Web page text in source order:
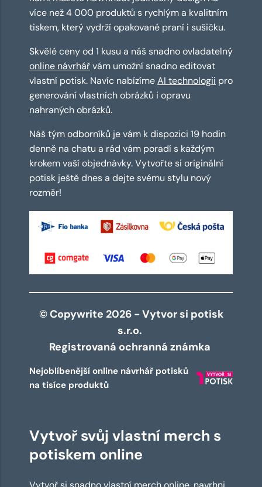
více než 4 000 produktů s rychlým a kvalitním
tiskem, který vydrží opakované praní i sušičku.
Skvělé ceny od 1 kusu a náš snadno ovladatelný
online návrhářvám umožní snadno editovat
vlastní potisk. Navíc nabízímeAI technologii pro
generování vlastních obrázků i opravu
nahraných obrázků.
Náš tým odborníků je vám k dispozici 19 hodin
denně na chatu a rád vám poradí s každým
krokem vaší objednávky. Vytvořte si originální
potisk ještě dnes a dejte svému stylu nový
rozměr!
© Copywrite 2026 - Vytvor si potisk
s.r.o.
Registrovaná ochranná známka
Nejoblíbenější online návrhář potisků
na tisíce produktů
Vytvoř svůj vlastní merch s
potiskem online